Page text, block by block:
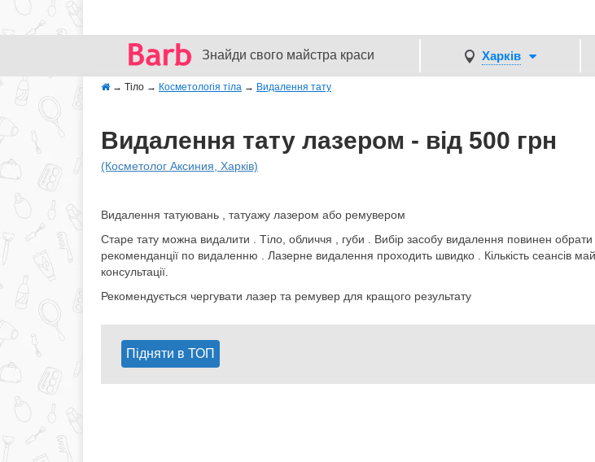
Знайди свого майстра краси Харків
→ Тіло → Косметологія тіла → Видалення тату
Видалення тату лазером - від 500 грн
(Косметолог Аксиния, Харків)
Видалення татуювань , татуажу лазером або ремувером
Старе тату можна видалити . Тіло, обличчя , губи . Вибір засобу видалення повинен
рекоменданції по видаленню . Лазерне видалення проходить швидко . Кількість сеансів
консультації.
Рекомендується чергувати лазер та ремувер для кращого результату
Підняти в ТОП